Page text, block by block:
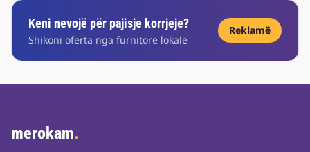
Keni nevojë për pajisje korrjeje?
Shikoni oferta nga furnitorë lokalë
Reklamë
merokam.